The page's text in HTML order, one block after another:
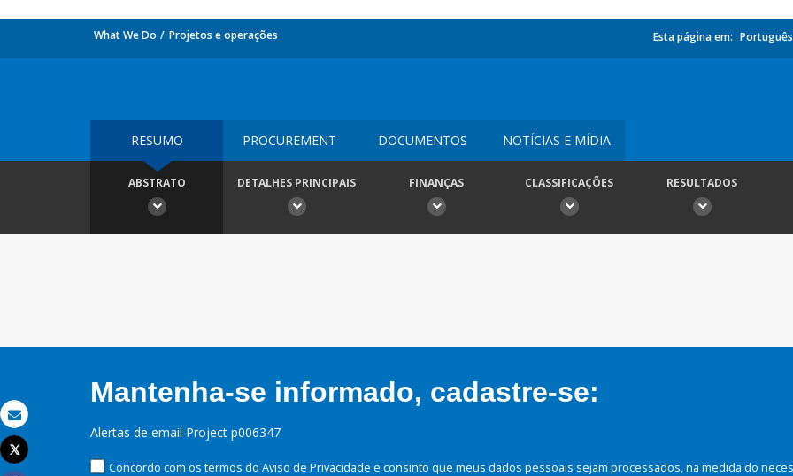
Email
Imprimir
Tweet
What We Do Projetos e operações Esta página em: Português
RESUMO PROCUREMENT DOCUMENTOS NOTÍCIAS E MÍDIA
ABSTRATO DETALHES PRINCIPAIS FINANÇAS CLASSIFICAÇÕES RESULTADOS
Mantenha-se informado, cadastre-se:
Alertas de email Project p006347
Concordo com os termos do Aviso de Privacidade e consinto que meus dados pessoais sejam processados, na medida do